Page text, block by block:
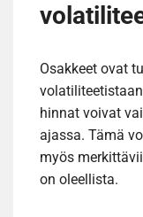
Osakkeet ovat
hinnat voivat
ajassa. Tämä
myös
on oleellista.